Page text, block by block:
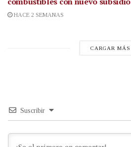
HACE 2 SEMANAS
CARGAR MÁS
Suscribir